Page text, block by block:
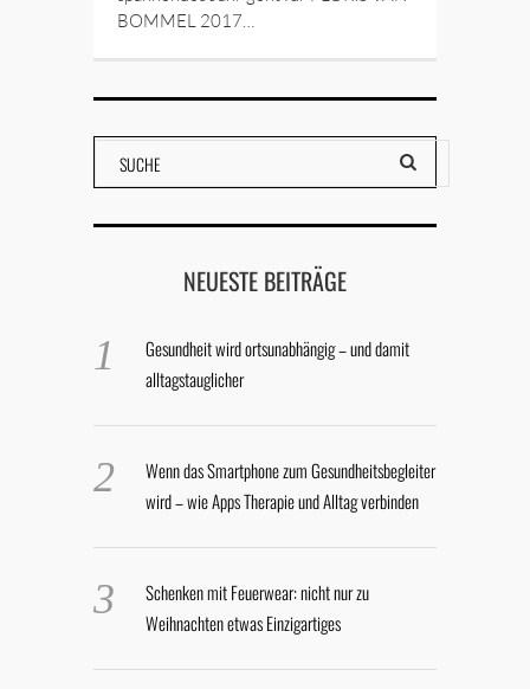
BOMMEL 2017…
NEUESTE BEITRÄGE
Gesundheit wird ortsunabhängig – und damit
alltagstauglicher
Wenn das Smartphone zum Gesundheitsbegleiter
wird – wie Apps Therapie und Alltag verbinden
Schenken mit Feuerwear: nicht nur zu
Weihnachten etwas Einzigartiges